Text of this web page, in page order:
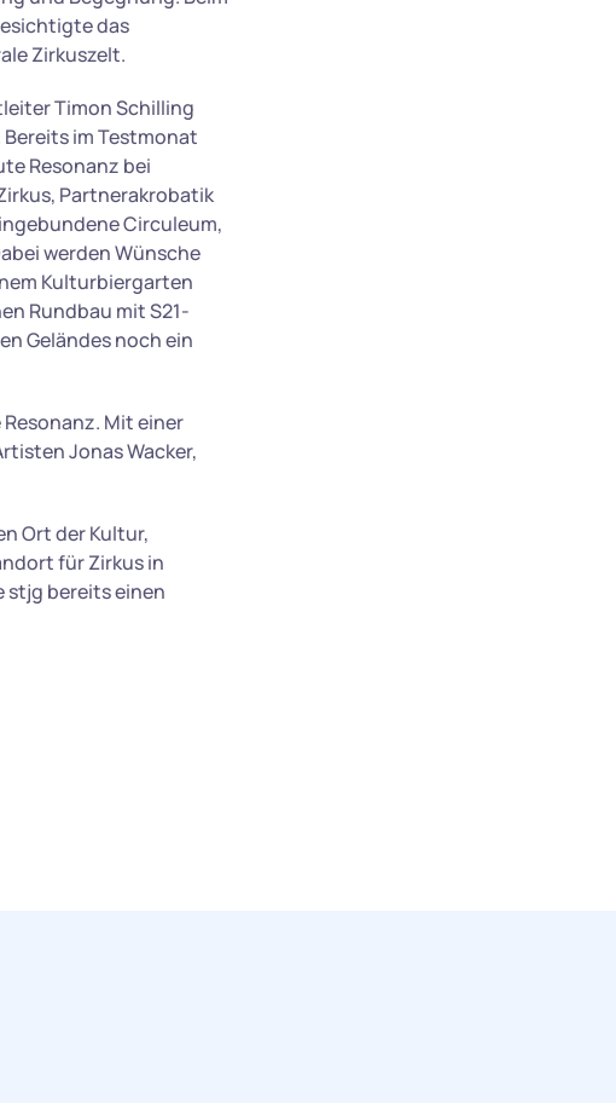
das
Zirkuszelt.
Timon Schilling
im Testmonat
Resonanz bei
Partnerakrobatik
Circuleum,
werden Wünsche
Kulturbiergarten
Rundbau mit S21-
Geländes noch ein
Mit einer
Jonas Wacker,
Ort der Kultur,
für Zirkus in
stjg bereits einen